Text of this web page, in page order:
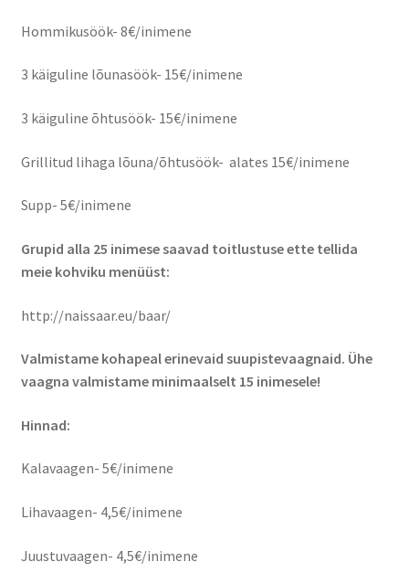
Info
Ajaloost
Galerii
Hea teada
Kontakt
Hommikusöök- 8€/inimene
3 käiguline lõunasöök- 15€/inimene
3 käiguline õhtusöök- 15€/inimene
Grillitud lihaga lõuna/õhtusöök- alates 15€/inimene
Supp- 5€/inimene
Grupid alla 25 inimese saavad toitlustuse ette tellida
meie kohviku menüüst:
http://naissaar.eu/baar/
Valmistame kohapeal erinevaid suupistevaagnaid. Ühe
vaagna valmistame minimaalselt 15 inimesele!
Hinnad:
Kalavaagen- 5€/inimene
Lihavaagen- 4,5€/inimene
Juustuvaagen- 4,5€/inimene